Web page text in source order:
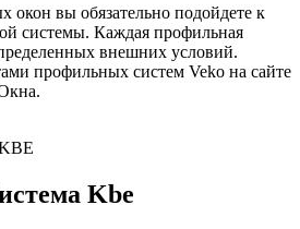
окон вы обязательно подойдете к
системы. Каждая профильная
внешних условий.
профильных систем Veko на сайте
Kbe